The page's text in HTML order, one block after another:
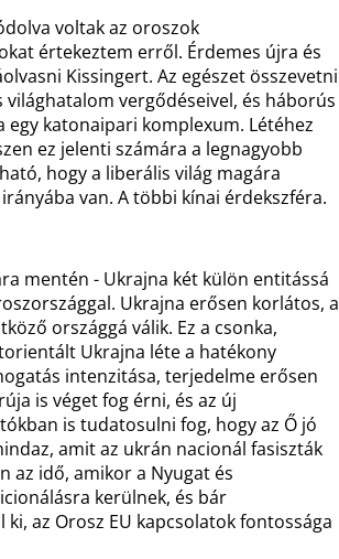
voltak az oroszok
értekeztem erről. Érdemes újra és
Kissingert. Az egészet összevetni
világhatalom vergődéseivel, és háborús
egy katonaipari komplexum. Létéhez
ez jelenti számára a legnagyobb
hogy a liberális világ magára
van. A többi kínai érdekszféra.
mentén - Ukrajna két külön entitássá
Ukrajna erősen korlátos, a
országgá válik. Ez a csonka,
Ukrajna léte a hatékony
intenzitása, terjedelme erősen
is véget fog érni, és az új
is tudatosulni fog, hogy az Ő jó
amit az ukrán nacionál fasiszták
az idő, amikor a Nyugat és
kerülnek, és bár
az Orosz EU kapcsolatok fontossága